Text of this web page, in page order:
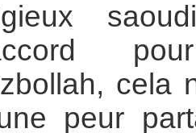
cela
peur